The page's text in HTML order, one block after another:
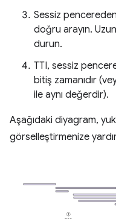
Sessiz
doğru arayın.
durun.
TTI, sessiz
bitiş zamanıdır
ile aynı değerdir).
Aşağıdaki diyagram,
görselleştirmenize